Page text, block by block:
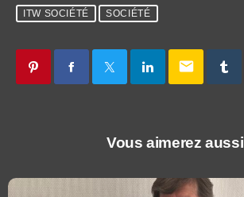
ITW SOCIÉTÉ SOCIÉTÉ
email
Vous aimerez aussi